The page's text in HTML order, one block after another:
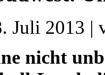
Juli 2013 |
nicht